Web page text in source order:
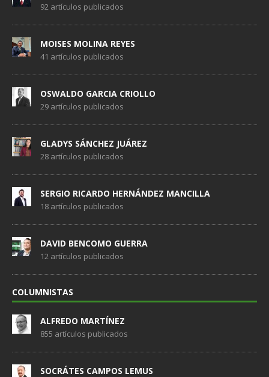
92 artículos publicados
MOISES MOLINA REYES
41 artículos publicados
OSWALDO GARCIA CRIOLLO
29 artículos publicados
GLADYS SÁNCHEZ JUÁREZ
28 artículos publicados
SERGIO RICARDO HERNÁNDEZ MANCILLA
18 artículos publicados
DAVID BENCOMO GUERRA
12 artículos publicados
COLUMNISTAS
ALFREDO MARTÍNEZ
855 artículos publicados
SOCRÁTES CAMPOS LEMUS